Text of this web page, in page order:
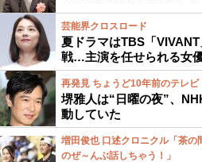
芸能界クロスロード
夏ドラマはTBS「
戦…主演を任せられる女
再発見 ちょうど10年前のテレビ
堺雅人は“日曜の夜”、
動していた
増田俊也 口述クロニクル「茶
のぜ～んぶ話しちゃう！」